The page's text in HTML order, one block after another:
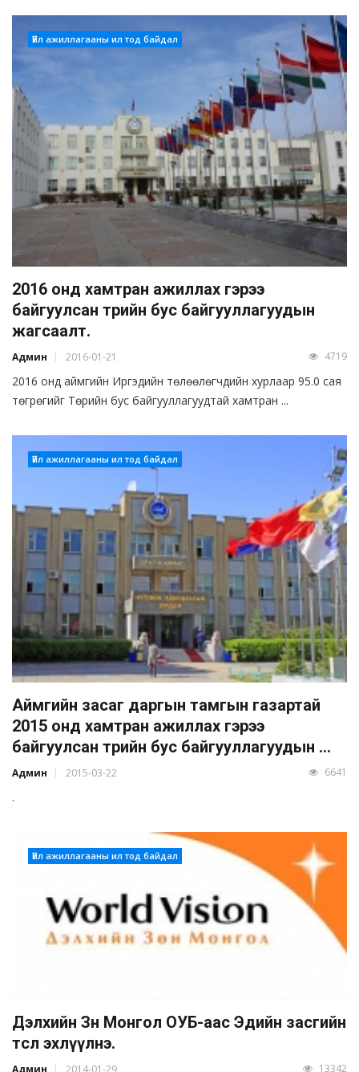
Үйл ажиллагааны ил тод байдал
2016 онд хамтран ажиллах гэрээ
байгуулсан төрийн бус байгууллагуудын
жагсаалт.
Админ 2016-01-21 4719
2016 онд аймгийн Иргэдийн төлөөлөгчдийн хурлаар 95.0 сая
төгрөгийг Төрийн бус байгууллагуудтай хамтран ...
Үйл ажиллагааны ил тод байдал
Аймгийн засаг даргын тамгын газартай
2015 онд хамтран ажиллах гэрээ
байгуулсан төрийн бус байгууллагуудын ...
Админ 2015-03-22 6641
.
Үйл ажиллагааны ил тод байдал
Дэлхийн Зөн Монгол ОУБ-аас Эдийн засгийн
төсөл эхлүүлнэ.
Админ 2014-01-29 13342